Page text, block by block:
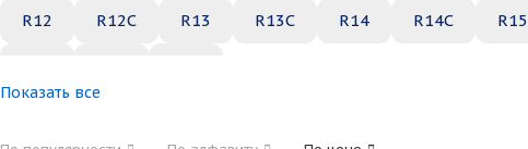
R12 R12C R13 R13C R14 R14C R15
Показать все